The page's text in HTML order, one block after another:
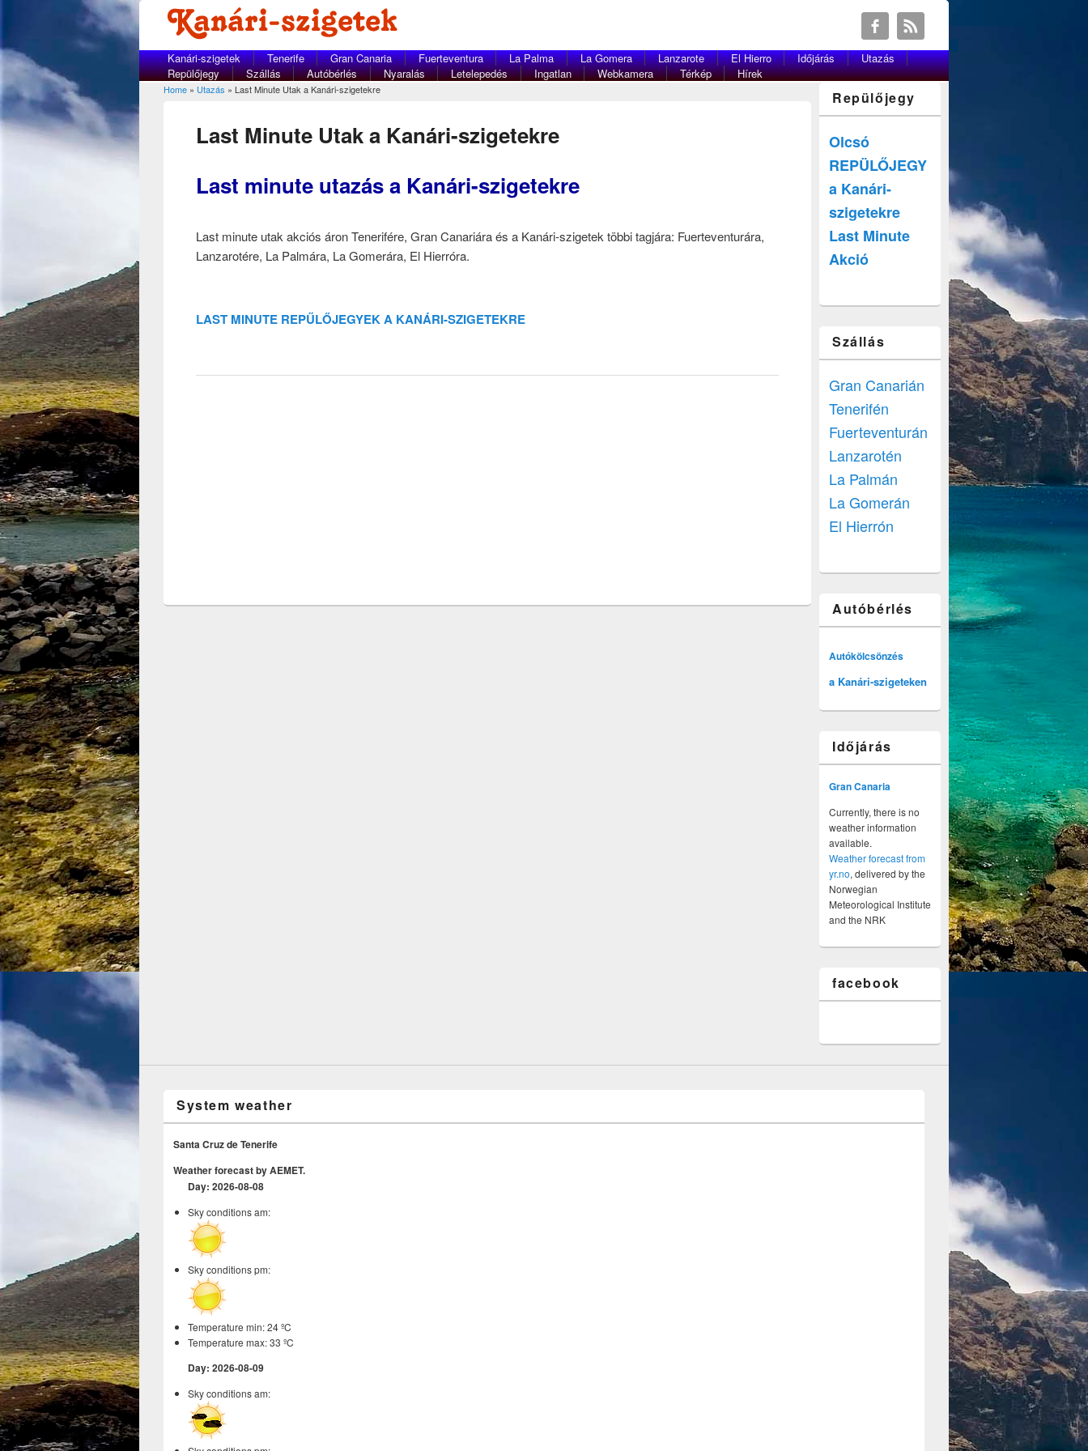
Kanári-szigetek Tenerife Gran Canaria Fuerteventura La Palma La Gomera Lanzarote El Hierro Időjárás
Utazás
Repülőjegy
Szállás Autóbérlés Nyaralás Letelepedés Ingatlan Webkamera Térkép Hírek
You are here
Home » Utazás » Last Minute Utak a Kanári-szigetekre
Last Minute Utak a Kanári-szigetekre
Last minute utazás a Kanári-szigetekre
Last minute utak akciós áron Tenerifére, Gran Canariára és a Kanári-szigetek többi tagjára: Fuerteventurára,
Lanzarotére, La Palmára, La Gomerára, El Hierróra.
LAST MINUTE REPŰLŐJEGYEK A KANÁRI-SZIGETEKRE
Repülőjegy
Olcsó
REPÜLŐJEGY
a Kanári-
szigetekre
Last Minute
Akció
Szállás
Gran Canarián
Tenerifén
Fuerteventurán
Lanzarotén
La Palmán
La Gomerán
El Hierrón
Autóbérlés
Autókölcsönzés
a Kanári-szigeteken
Időjárás
Gran Canaria
Currently, there is no
weather information
available.
Weather forecast from
yr.no, delivered by the
Norwegian
Meteorological Institute
and the NRK
facebook
System weather
Santa Cruz de Tenerife
Weather forecast by AEMET.
Day: 2026-08-08
Sky conditions am:
Sky conditions pm:
Temperature min: 24 ºC
Temperature max: 33 ºC
Day: 2026-08-09
Sky conditions am: